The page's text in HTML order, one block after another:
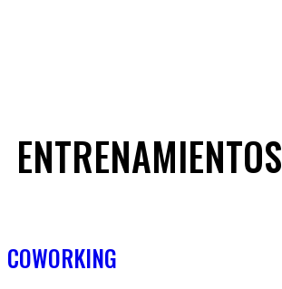
ENTRENAMIENTOS
COWORKING